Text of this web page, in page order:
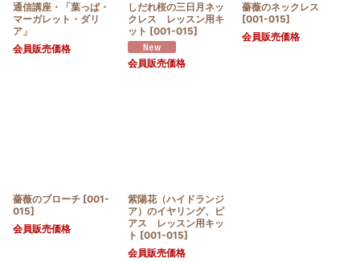
通信講座・「葉っぱ・
マーガレット・ダリ
ア」
会員販売価格
しだれ桜の三日月ネッ
クレス レッスン用キ
ット [001-015]
会員販売価格
薔薇のネックレス
[001-015]
会員販売価格
薔薇のブローチ [001-
015]
会員販売価格
紫陽花（ハイドランジ
ア）のイヤリング、ピ
アス レッスン用キッ
ト [001-015]
会員販売価格